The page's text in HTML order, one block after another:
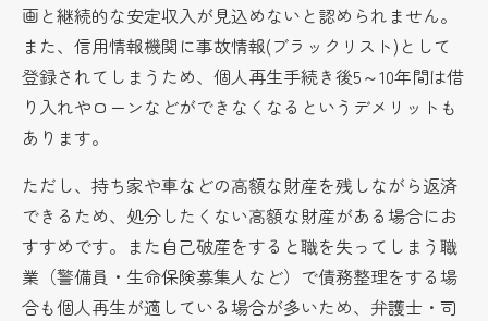
画と継続的な安定収入が見込めないと認められません。
また、信用情報機関に事故情報(ブラックリスト)として
登録されてしまうため、個人再生手続き後5～10年間は借
り入れやローンなどができなくなるというデメリットも
あります。
ただし、持ち家や車などの高額な財産を残しながら返済
できるため、処分したくない高額な財産がある場合にお
すすめです。また自己破産をすると職を失ってしまう職
業（警備員・生命保険募集人など）で債務整理をする場
合も個人再生が適している場合が多いため、弁護士・司